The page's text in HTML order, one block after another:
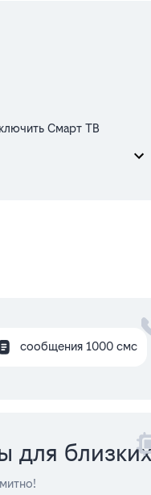
Смарт ТВ
сообщения 1000 смс
для близких